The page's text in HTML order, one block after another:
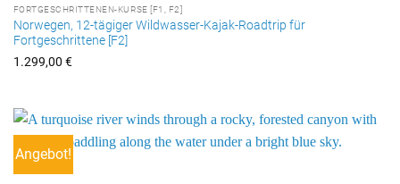
FORTGESCHRITTENEN-KURSE [F1, F2]
Norwegen, 12-tägiger Wildwasser-Kajak-Roadtrip für
Fortgeschrittene [F2]
1.299,00 €
Angebot!